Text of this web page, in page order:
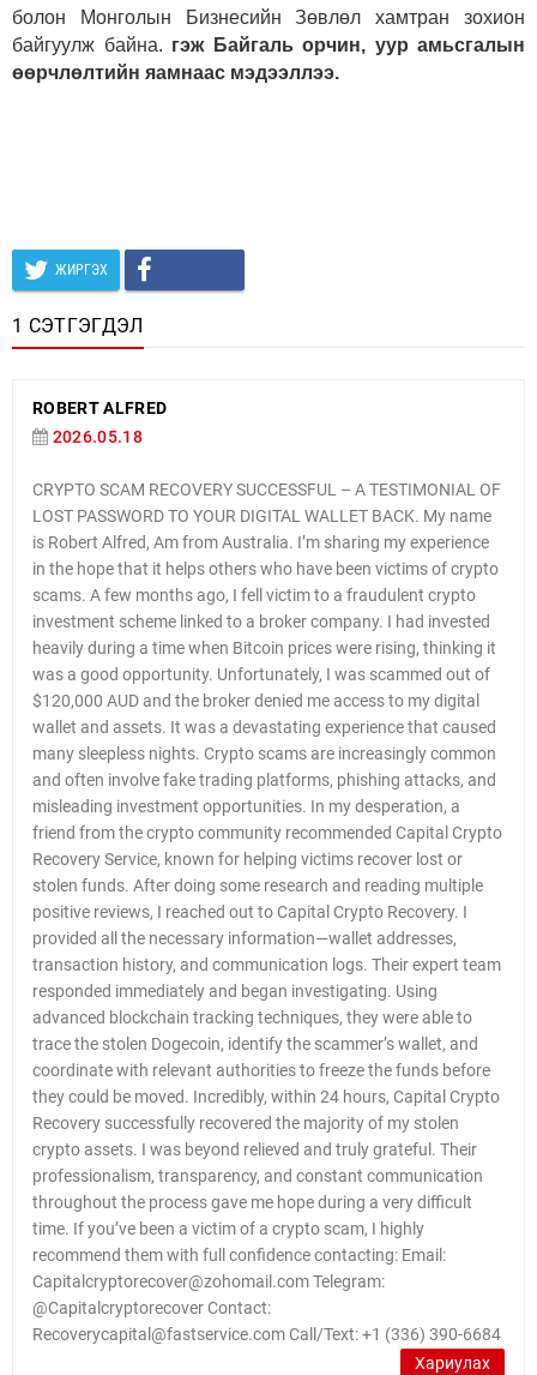
болон Монголын Бизнесийн Зөвлөл хамтран зохион
байгуулж байна. гэж Байгаль орчин, уур амьсгалын
өөрчлөлтийн яамнаас мэдээллээ.
ЖИРГЭХ
1 СЭТГЭГДЭЛ
ROBERT ALFRED
2026.05.18
CRYPTO SCAM RECOVERY SUCCESSFUL – A TESTIMONIAL OF
LOST PASSWORD TO YOUR DIGITAL WALLET BACK. My name
is Robert Alfred, Am from Australia. I’m sharing my experience
in the hope that it helps others who have been victims of crypto
scams. A few months ago, I fell victim to a fraudulent crypto
investment scheme linked to a broker company. I had invested
heavily during a time when Bitcoin prices were rising, thinking it
was a good opportunity. Unfortunately, I was scammed out of
$120,000 AUD and the broker denied me access to my digital
wallet and assets. It was a devastating experience that caused
many sleepless nights. Crypto scams are increasingly common
and often involve fake trading platforms, phishing attacks, and
misleading investment opportunities. In my desperation, a
friend from the crypto community recommended Capital Crypto
Recovery Service, known for helping victims recover lost or
stolen funds. After doing some research and reading multiple
positive reviews, I reached out to Capital Crypto Recovery. I
provided all the necessary information—wallet addresses,
transaction history, and communication logs. Their expert team
responded immediately and began investigating. Using
advanced blockchain tracking techniques, they were able to
trace the stolen Dogecoin, identify the scammer’s wallet, and
coordinate with relevant authorities to freeze the funds before
they could be moved. Incredibly, within 24 hours, Capital Crypto
Recovery successfully recovered the majority of my stolen
crypto assets. I was beyond relieved and truly grateful. Their
professionalism, transparency, and constant communication
throughout the process gave me hope during a very difficult
time. If you’ve been a victim of a crypto scam, I highly
recommend them with full confidence contacting: Email:
Capitalcryptorecover@zohomail.com Telegram:
@Capitalcryptorecover Contact:
Recoverycapital@fastservice.com Call/Text: +1 (336) 390-6684
Хариулах